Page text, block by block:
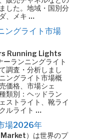
した。地域・国別分
、メキ …
ングライト市場
Running Lights
ランニングライト
調査・分析しまし
ングライト市場概
価格、市場シェ
類別：ヘッドラン
ストライト、靴ライ
ルライト …
場2026年
）は世界のプ